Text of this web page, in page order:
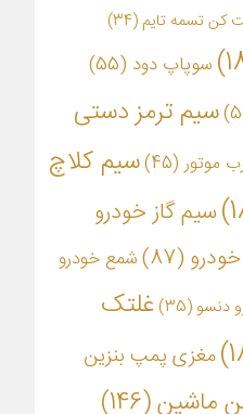
کن تسمه تایم (34)
سوپاپ دود (55)
سیم ترمز دستی
موتور(45)
سیم کلاچ
سیم گاز خودرو
(87)
شمع خودرو
دنسو (35)
غلتک
مغزی پمپ بنزین
ماشین(146)